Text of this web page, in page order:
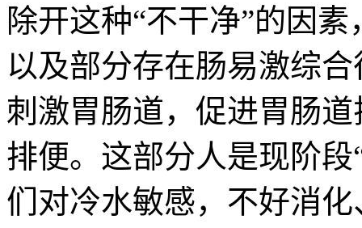
除开这种“不干净”的因
以及部分存在肠易激综
刺激胃肠道，促进胃肠
排便。这部分人是现阶
们对冷水敏感，不好消